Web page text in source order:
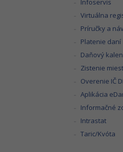
Infoservis
Virtuálna
Príručky a
Platenie daní
Daňový
Zistenie
Overenie IČ
Aplikácia
Informačné
Intrastat
Taric/Kvóta